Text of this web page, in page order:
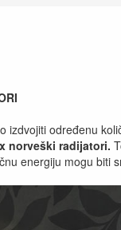
određenu
norveški radijatori.
energiju mogu biti